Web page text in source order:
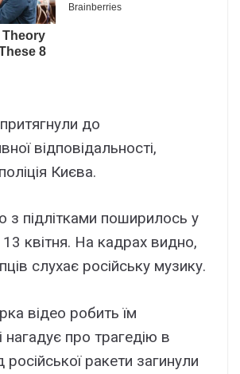
до
відповідальності,
Києва.
з підлітками поширилось у
квітня. На кадрах видно,
слухає російську музику.
відео робить їм
нагадує про трагедію в
російської ракети загинули